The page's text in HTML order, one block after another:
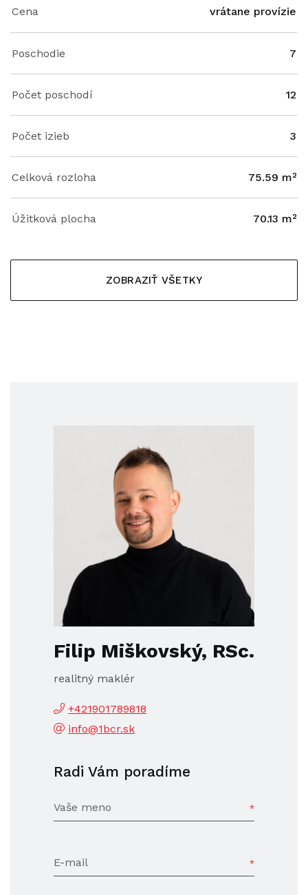
Cena vrátane provízie
Poschodie 7
Počet poschodí 12
Počet izieb 3
Celková rozloha 75.59 m²
Úžitková plocha 70.13 m²
ZOBRAZIŤ VŠETKY
Filip Miškovský, RSc.
realitný maklér
+421901789818
info@1bcr.sk
Radi Vám poradíme
Vaše meno
E-mail